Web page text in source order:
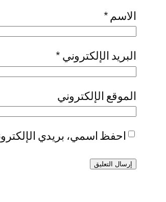
الاسم *
البريد الإلكتروني *
الموقع الإلكتروني
احفظ اسمي، بريدي